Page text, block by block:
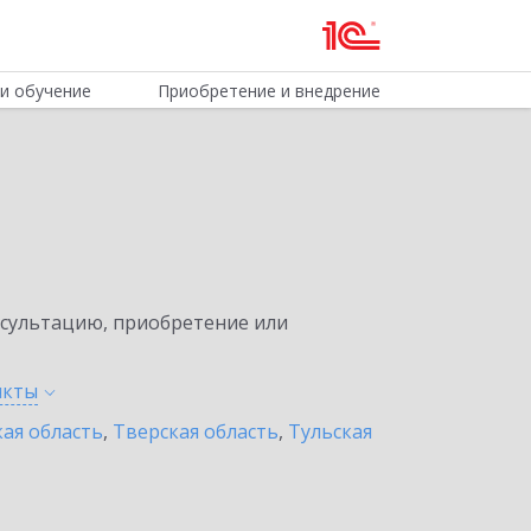
обучение Приобретение и внедрение
приобретение или
область, Тверская область, Тульская